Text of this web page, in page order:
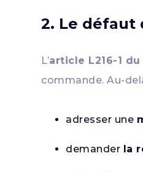
2. Le défaut
L’article L216-1
commande. Au-
adresser une
demander la